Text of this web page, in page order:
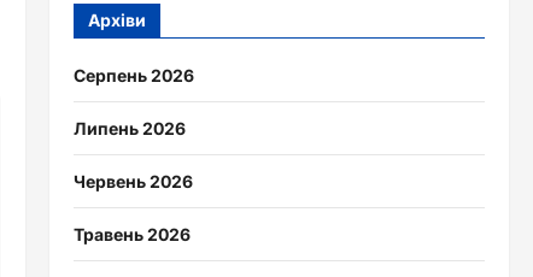
Архіви
Серпень 2026
Липень 2026
Червень 2026
Травень 2026